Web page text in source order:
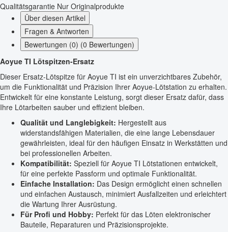
Qualitätsgarantie Nur Originalprodukte
Über diesen Artikel
Fragen & Antworten
Bewertungen (0) (0 Bewertungen)
Aoyue TI Lötspitzen-Ersatz
Dieser Ersatz-Lötspitze für Aoyue TI ist ein unverzichtbares Zubehör,
um die Funktionalität und Präzision Ihrer Aoyue-Lötstation zu erhalten.
Entwickelt für eine konstante Leistung, sorgt dieser Ersatz dafür, dass
Ihre Lötarbeiten sauber und effizient bleiben.
Qualität und Langlebigkeit: Hergestellt aus
widerstandsfähigen Materialien, die eine lange Lebensdauer
gewährleisten, ideal für den häufigen Einsatz in Werkstätten und
bei professionellen Arbeiten.
Kompatibilität: Speziell für Aoyue TI Lötstationen entwickelt,
für eine perfekte Passform und optimale Funktionalität.
Einfache Installation: Das Design ermöglicht einen schnellen
und einfachen Austausch, minimiert Ausfallzeiten und erleichtert
die Wartung Ihrer Ausrüstung.
Für Profi und Hobby: Perfekt für das Löten elektronischer
Bauteile, Reparaturen und Präzisionsprojekte.